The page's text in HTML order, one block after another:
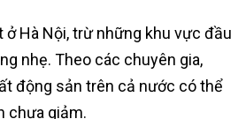
ở Hà Nội, trừ những khu vực đầu
nhẹ. Theo các chuyên gia,
động sản trên cả nước có thể
chưa giảm.